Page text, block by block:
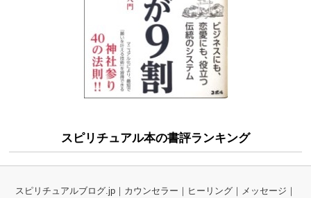
スピリチュアル本の書評ランキング
スピリチュアルブログ.jp カウンセラー ヒーリング メッセージ